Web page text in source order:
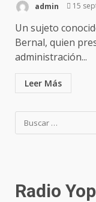
admin 15
Un sujeto
Bernal, quien
administración...
Leer Más
Buscar:
Radio